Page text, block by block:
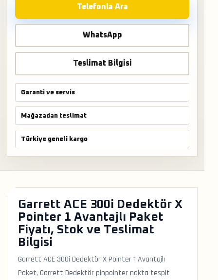
Telefonla Ara
WhatsApp
Teslimat Bilgisi
Garanti ve servis
Mağazadan teslimat
Türkiye geneli kargo
Garrett ACE 300i Dedektör X
Pointer 1 Avantajlı Paket
Fiyatı, Stok ve Teslimat
Bilgisi
Garrett ACE 300i Dedektör X Pointer 1 Avantajlı
Paket, Garrett Dedektör pinpointer nokta tespit